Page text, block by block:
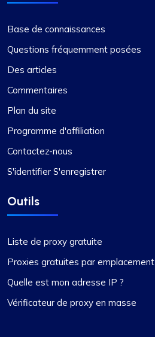
Base de connaissances
Questions fréquemment posées
Des articles
Commentaires
Plan du site
Programme d'affiliation
Contactez-nous
S'identifier S'enregistrer
Outils
Liste de proxy gratuite
Proxies gratuites par emplacement
Quelle est mon adresse IP ?
Vérificateur de proxy en masse